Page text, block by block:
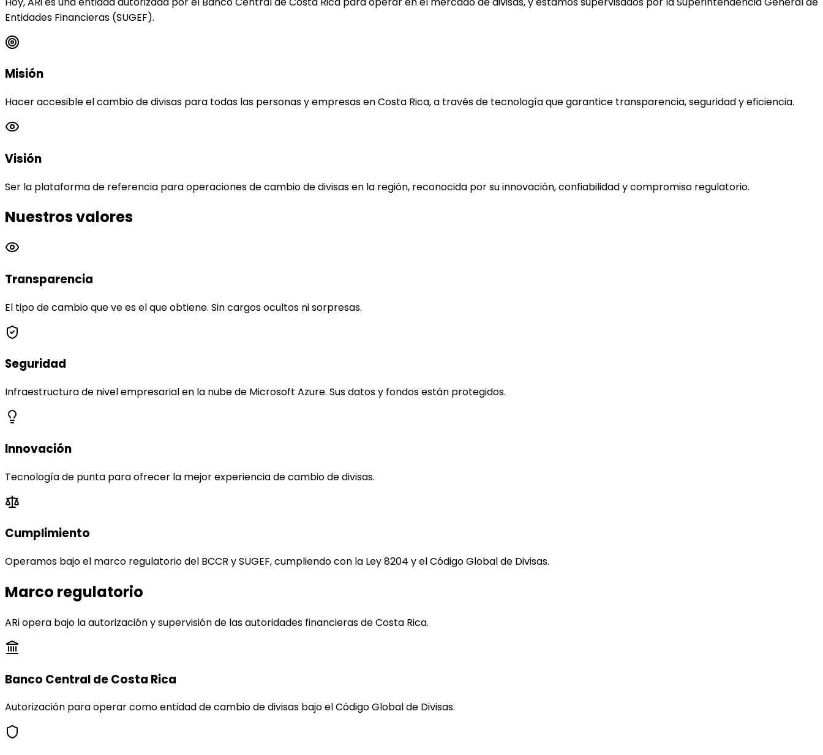
Entidades Financieras (SUGEF).
Misión
Hacer accesible el cambio de divisas para todas las personas y empresas en Costa Rica, a través de tecnología que garantice transparencia, seguridad y eficiencia.
Visión
Ser la plataforma de referencia para operaciones de cambio de divisas en la región, reconocida por su innovación, confiabilidad y compromiso regulatorio.
Nuestros valores
Transparencia
El tipo de cambio que ve es el que obtiene. Sin cargos ocultos ni sorpresas.
Seguridad
Infraestructura de nivel empresarial en la nube de Microsoft Azure. Sus datos y fondos están protegidos.
Innovación
Tecnología de punta para ofrecer la mejor experiencia de cambio de divisas.
Cumplimiento
Operamos bajo el marco regulatorio del BCCR y SUGEF, cumpliendo con la Ley 8204 y el Código Global de Divisas.
Marco regulatorio
ARi opera bajo la autorización y supervisión de las autoridades financieras de Costa Rica.
Banco Central de Costa Rica
Autorización para operar como entidad de cambio de divisas bajo el Código Global de Divisas.